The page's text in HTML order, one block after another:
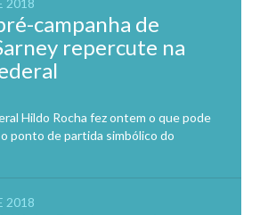
campanha de
repercute na
Hildo Rocha fez ontem o que pode
ponto de partida simbólico do
2018